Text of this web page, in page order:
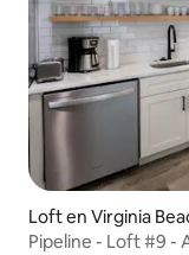
Loft en Virginia
Pipeline - Loft #9 -